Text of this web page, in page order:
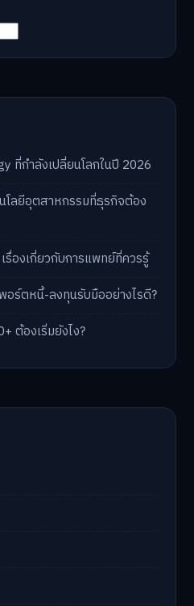
ที่กำลังเปลี่ยนโลกในปี 2026
โลยีอุตสาหกรรมที่ธุรกิจต้อง
องเกี่ยวกับการแพทย์ที่ควรรู้
อร์ตหนี้-ลงทุนรับมืออย่างไรดี?
ต้องเริ่มยังไง?